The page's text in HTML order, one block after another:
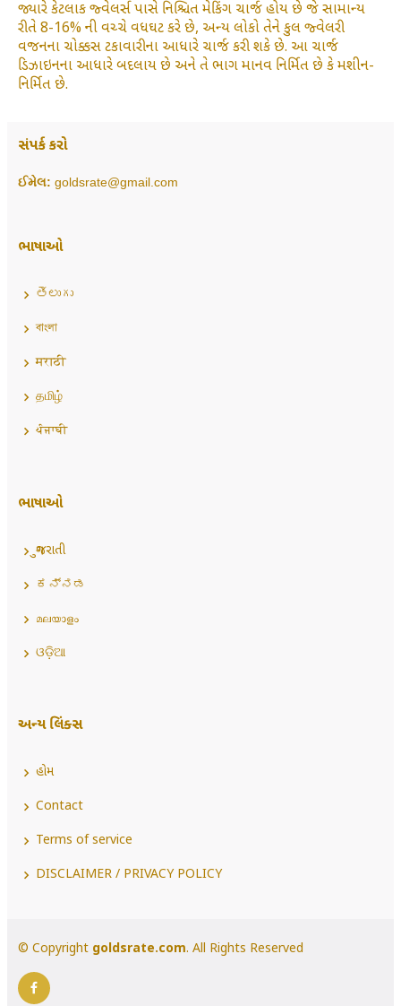
જ્યારે કેટલાક જ્વેલર્સ પાસે નિશ્ચિત મેકિંગ ચાર્જ હોય છે જે સામાન્ય
રીતે 8-16% ની વચ્ચે વધઘટ કરે છે, અન્ય લોકો તેને કુલ જ્વેલરી
વજનના ચોક્કસ ટકાવારીના આધારે ચાર્જ કરી શકે છે. આ ચાર્જ
ડિઝાઇનના આધારે બદલાય છે અને તે ભાગ માનવ નિર્મિત છે કે મશીન-
નિર્મિત છે.
સંપર્ક કરો
ઈમેલ: goldsrate@gmail.com
ભાષાઓ
తెలుగు
বাংলা
मराठी
தமிழ்
ਪੰਜਾਬੀ
ભાષાઓ
ગુજરાતી
ಕನ್ನಡ
മലയാളം
ଓଡ଼ିଆ
અન્ય લિંક્સ
હોમ
Contact
Terms of service
DISCLAIMER / PRIVACY POLICY
© Copyright goldsrate.com. All Rights Reserved